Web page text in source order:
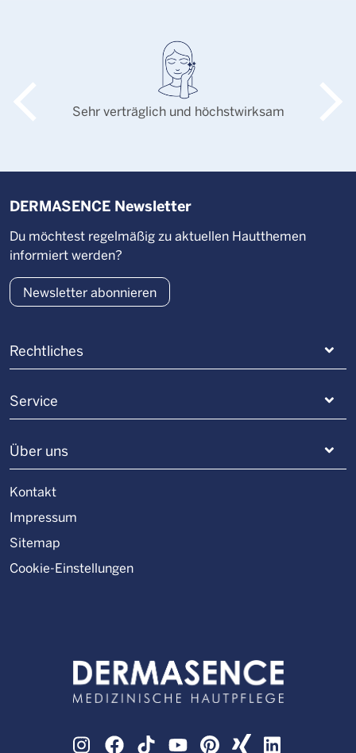
Sehr verträglich und höchstwirksam
Rechtliches
Service
Über uns
Kontakt
Impressum
Sitemap
Cookie-Einstellungen
DERMASENCE Newsletter
Du möchtest regelmäßig zu aktuellen Hautthemen
informiert werden?
Newsletter abonnieren